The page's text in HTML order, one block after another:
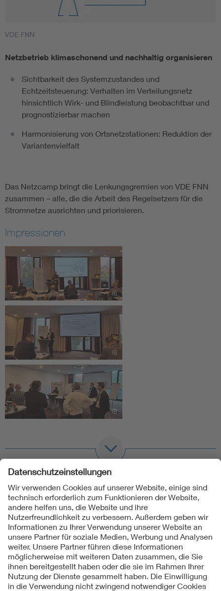
VDE FNN
Netzbetrieb klimaschonend und nachhaltig organisieren
Sichtbarkeit des Systemzustandes und
Echtzeitsteuerung: Verhalten im Verteilungsnetz
hinsichtlich Wirk- und Blindleistung beobachtbar und
prognostizierbar machen
Harmonisierung von Ortsnetzstationen: Reduktion der
Variantenvielfalt
Das Netzcamp bringt die Lenkungsgremien von VDE FNN
zusammen – alle, die die Arbeit des Regelsetzers für die
Stromnetze ausrichten und priorisieren.
Impressionen
Folgen Sie uns
Kontakte